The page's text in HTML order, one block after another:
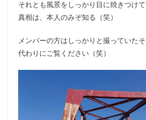
それとも風景をしっかり目に焼きつけ
真相は、本人のみぞ知る（笑）
メンバーの方はしっかりと撮っていた
代わりにご覧ください（笑）